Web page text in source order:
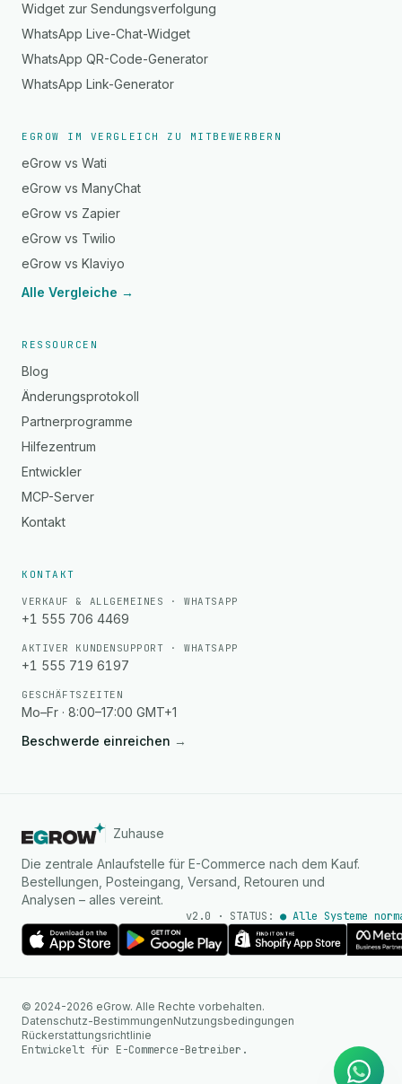
Widget zur Sendungsverfolgung
WhatsApp Live-Chat-Widget
WhatsApp QR-Code-Generator
WhatsApp Link-Generator
EGROW IM VERGLEICH ZU MITBEWERBERN
eGrow vs Wati
eGrow vs ManyChat
eGrow vs Zapier
eGrow vs Twilio
eGrow vs Klaviyo
Alle Vergleiche →
RESSOURCEN
Blog
Änderungsprotokoll
Partnerprogramme
Hilfezentrum
Entwickler
MCP-Server
Kontakt
KONTAKT
VERKAUF & ALLGEMEINES · WHATSAPP
+1 555 706 4469
AKTIVER KUNDENSUPPORT · WHATSAPP
+1 555 719 6197
GESCHÄFTSZEITEN
Mo–Fr · 8:00–17:00 GMT+1
Beschwerde einreichen →
Zuhause
Die zentrale Anlaufstelle für E-Commerce nach dem Kauf.
Bestellungen, Posteingang, Versand, Retouren und
Analysen – alles vereint.
v2.0 · STATUS: ● Alle Systeme
© 2024-2026 eGrow. Alle Rechte vorbehalten.
Datenschutz-BestimmungenNutzungsbedingungen
Rückerstattungsrichtlinie
Entwickelt für E-Commerce-Betreiber.
Sofortige Antworten auf
WhatsApp